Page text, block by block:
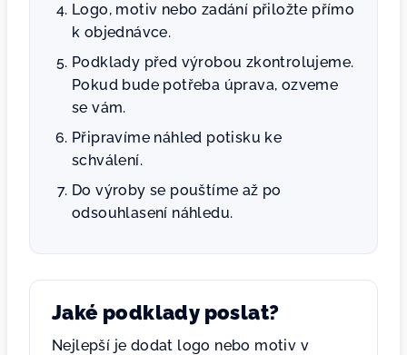
Logo, motiv nebo zadání přiložte přímo
k objednávce.
Podklady před výrobou zkontrolujeme.
Pokud bude potřeba úprava, ozveme
se vám.
Připravíme náhled potisku ke
schválení.
Do výroby se pouštíme až po
odsouhlasení náhledu.
Jaké podklady poslat?
Nejlepší je dodat logo nebo motiv v